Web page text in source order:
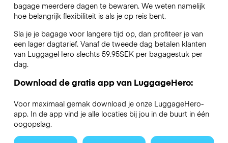
bagage meerdere dagen te bewaren. We weten namelijk
hoe belangrijk flexibiliteit is als je op reis bent.
Sla je je bagage voor langere tijd op, dan profiteer je van
een lager dagtarief. Vanaf de tweede dag betalen klanten
van LuggageHero slechts 59.95SEK per bagagestuk per
dag.
Download de gratis app van LuggageHero:
Voor maximaal gemak download je onze LuggageHero-
app. In de app vind je alle locaties bij jou in de buurt in één
oogopslag.